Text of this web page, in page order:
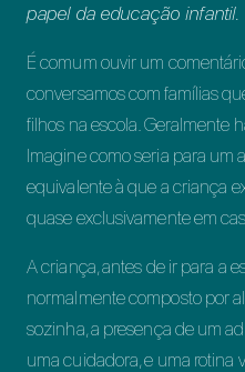
papel da educação infantil.
É comum ouvir um
conversamos com famílias
filhos na escola. Geralmente
Imagine como seria para um
equivalente à que a criança
quase exclusivamente em
A criança, antes de ir para a
normalmente composto por
sozinha, a presença de um
uma cuidadora, e uma rotina